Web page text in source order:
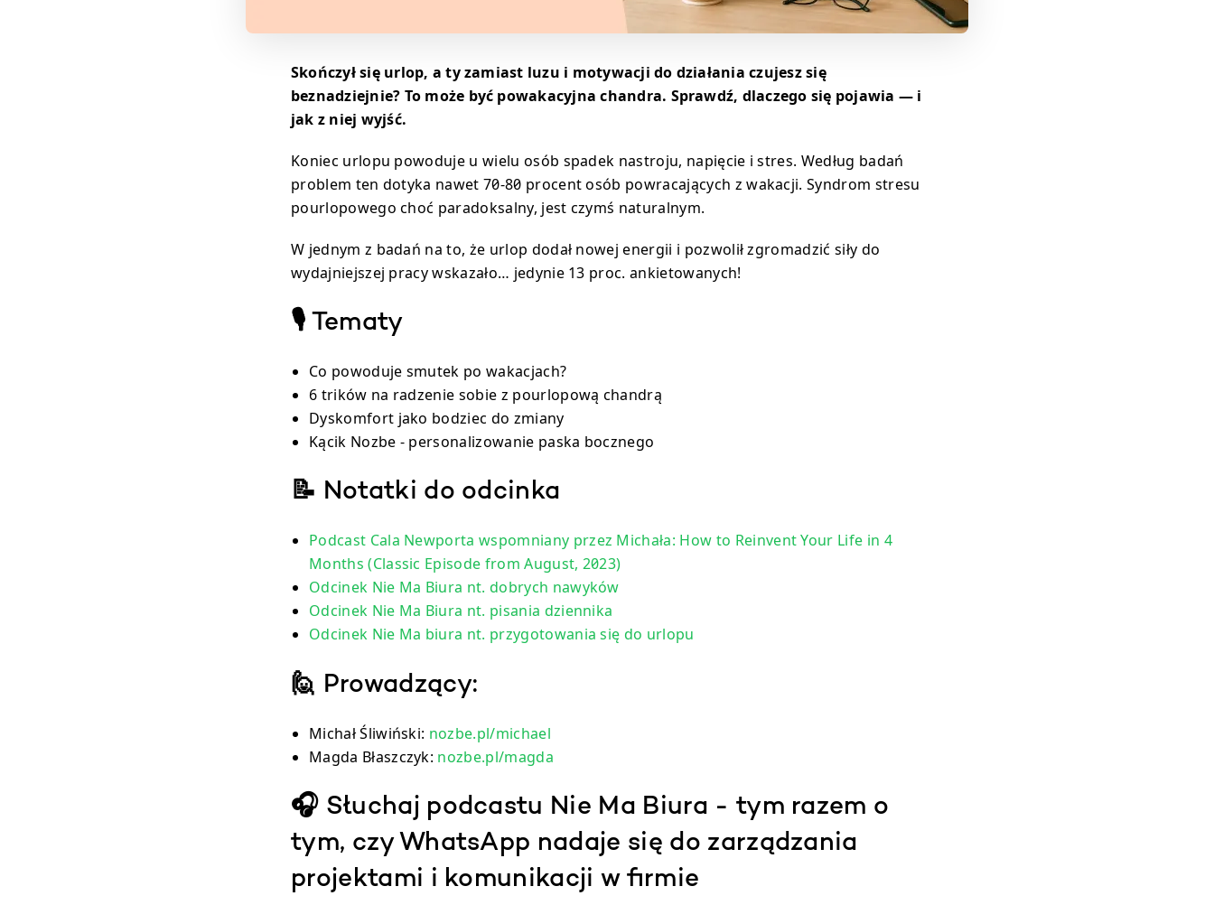
Skończył się urlop, a ty zamiast luzu i motywacji do działania czujesz się
beznadziejnie? To może być powakacyjna chandra. Sprawdź, dlaczego się pojawia — i
jak z niej wyjść.
Koniec urlopu powoduje u wielu osób spadek nastroju, napięcie i stres. Według badań
problem ten dotyka nawet 70-80 procent osób powracających z wakacji. Syndrom stresu
pourlopowego choć paradoksalny, jest czymś naturalnym.
W jednym z badań na to, że urlop dodał nowej energii i pozwolił zgromadzić siły do
wydajniejszej pracy wskazało… jedynie 13 proc. ankietowanych!
🎙 Tematy
Co powoduje smutek po wakacjach?
6 trików na radzenie sobie z pourlopową chandrą
Dyskomfort jako bodziec do zmiany
Kącik Nozbe - personalizowanie paska bocznego
📝 Notatki do odcinka
Podcast Cala Newporta wspomniany przez Michała: How to Reinvent Your Life in 4
Months (Classic Episode from August, 2023)
Odcinek Nie Ma Biura nt. dobrych nawyków
Odcinek Nie Ma Biura nt. pisania dziennika
Odcinek Nie Ma biura nt. przygotowania się do urlopu
🙋 Prowadzący:
Michał Śliwiński: nozbe.pl/michael
Magda Błaszczyk: nozbe.pl/magda
🎧 Słuchaj podcastu Nie Ma Biura - tym razem o
tym, czy WhatsApp nadaje się do zarządzania
projektami i komunikacji w firmie